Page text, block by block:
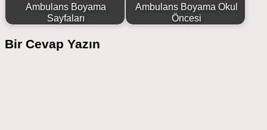
Ambulans Boyama
Sayfaları
Ambulans Boyama Okul
Öncesi
Bir Cevap Yazın